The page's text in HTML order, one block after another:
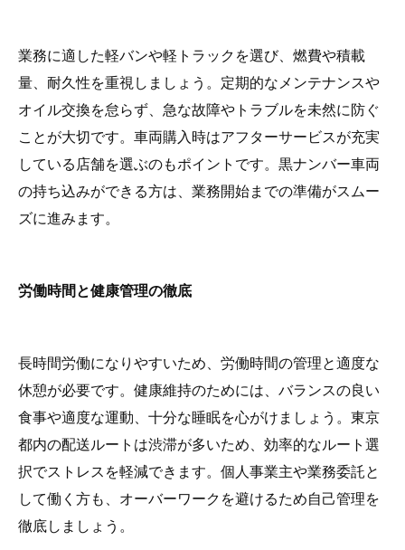
業務に適した軽バンや軽トラックを選び、燃費や積載
量、耐久性を重視しましょう。定期的なメンテナンスや
オイル交換を怠らず、急な故障やトラブルを未然に防ぐ
ことが大切です。車両購入時はアフターサービスが充実
している店舗を選ぶのもポイントです。黒ナンバー車両
の持ち込みができる方は、業務開始までの準備がスムー
ズに進みます。
労働時間と健康管理の徹底
長時間労働になりやすいため、労働時間の管理と適度な
休憩が必要です。健康維持のためには、バランスの良い
食事や適度な運動、十分な睡眠を心がけましょう。東京
都内の配送ルートは渋滞が多いため、効率的なルート選
択でストレスを軽減できます。個人事業主や業務委託と
して働く方も、オーバーワークを避けるため自己管理を
徹底しましょう。